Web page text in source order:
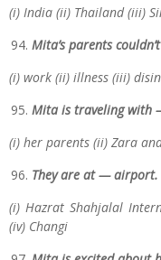
(i) India (ii) Thailand (iii)
Mita’s parents
(i) work (ii) illness (iii)
Mita is traveling with
(i) her parents (ii) Zara
They are at — airport.
(i) Hazrat Shahjalal
(iv) Changi